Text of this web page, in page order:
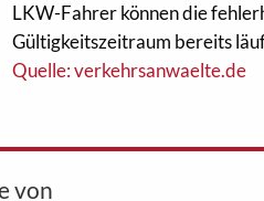
LKW-Fahrer können die
Gültigkeitszeitraum bereits
Quelle: verkehrsanwaelte.de
von